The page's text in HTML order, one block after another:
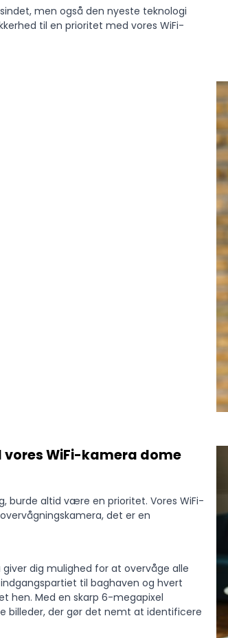
men også den nyeste teknologi
til en prioritet med vores WiFi-
WiFi-kamera dome
burde altid være en prioritet. Vores WiFi-
det er en
dig mulighed for at overvåge alle
til baghaven og hvert
hen. Med en skarp 6-megapixel
billeder, der gør det nemt at identificere